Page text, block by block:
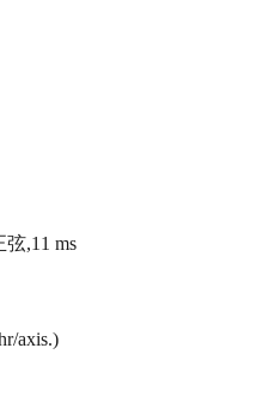
弦,11 ms
axis.)